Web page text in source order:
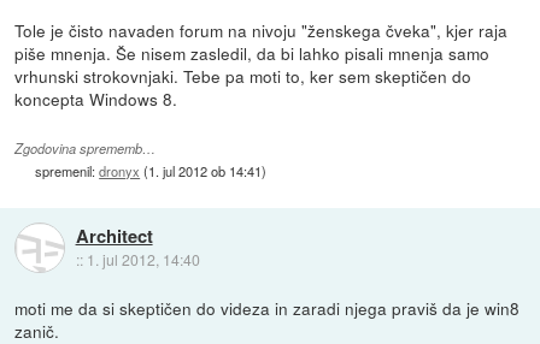
Tole je čisto navaden forum na nivoju "ženskega čveka", kjer raja
piše mnenja. Še nisem zasledil, da bi lahko pisali mnenja samo
vrhunski strokovnjaki. Tebe pa moti to, ker sem skeptičen do
koncepta Windows 8.
Zgodovina sprememb…
spremenil:dronyx (1. jul 2012 ob 14:41)
Architect
:: 1. jul 2012, 14:40
moti me da si skeptičen do videza in zaradi njega praviš da je win8
zanič.